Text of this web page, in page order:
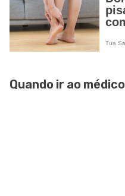
Quando ir ao médico